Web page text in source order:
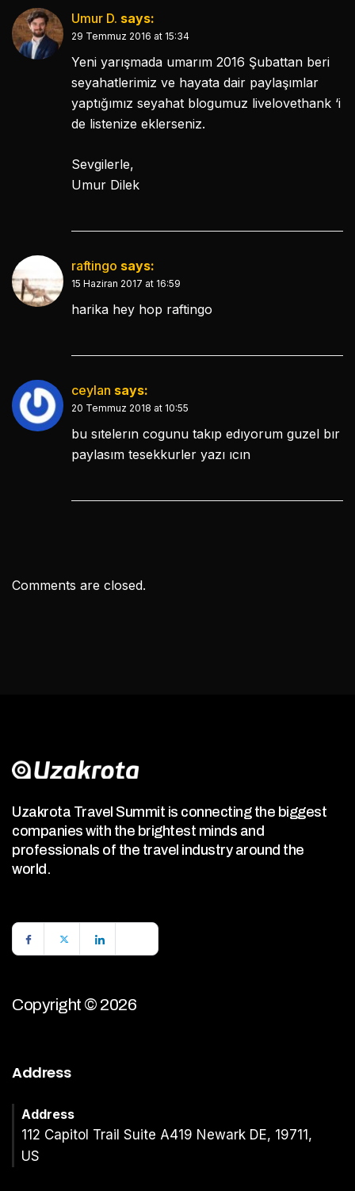
Umur D. says:
29 Temmuz 2016 at 15:34
Yeni yarışmada umarım 2016 Şubattan beri
seyahatlerimiz ve hayata dair paylaşımlar
yaptığımız seyahat blogumuz livelovethank ‘i
de listenize eklerseniz.
Sevgilerle,
Umur Dilek
raftingo says:
15 Haziran 2017 at 16:59
harika hey hop raftingo
ceylan says:
20 Temmuz 2018 at 10:55
bu sıtelerın cogunu takıp edıyorum guzel bır
paylasım tesekkurler yazı ıcın
Comments are closed.
Uzakrota Travel Summit is connecting the biggest
companies with the brightest minds and
professionals of the travel industry around the
world.
Copyright © 2026
Address
Address
112 Capitol Trail Suite A419 Newark DE, 19711,
US